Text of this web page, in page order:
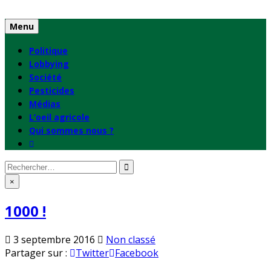
to
content
Menu
Politique
Lobbying
Société
Pesticides
Médias
L’oeil agricole
Qui sommes nous ?
Rechercher
: ×
1000 !
3 septembre 2016
Publié
en
Non classé
Partager sur :
Twitter Facebook